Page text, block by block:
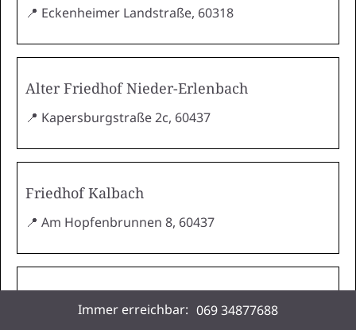
📍 Eckenheimer Landstraße, 60318
Alter Friedhof Nieder-Erlenbach
📍 Kapersburgstraße 2c, 60437
Friedhof Kalbach
📍 Am Hopfenbrunnen 8, 60437
Immer erreichbar: 069 34877688